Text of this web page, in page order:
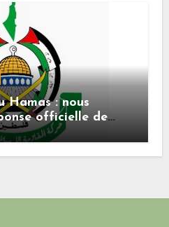
Hamas : nous
officielle de
la feuille de
phase de l’accord